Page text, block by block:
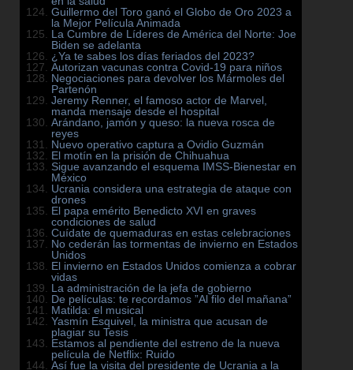
Guillermo del Toro ganó el Globo de Oro 2023 a
la Mejor Película Animada
La Cumbre de Líderes de América del Norte: Joe
Biden se adelanta
¿Ya te sabes los días feriados del 2023?
Autorizan vacunas contra Covid-19 para niños
Negociaciones para devolver los Mármoles del
Partenón
Jeremy Renner, el famoso actor de Marvel,
manda mensaje desde el hospital
Arándano, jamón y queso: la nueva rosca de
reyes
Nuevo operativo captura a Ovidio Guzmán
El motín en la prisión de Chihuahua
Sigue avanzando el esquema IMSS-Bienestar en
México
Ucrania considera una estrategia de ataque con
drones
El papa emérito Benedicto XVI en graves
condiciones de salud
Cuídate de quemaduras en estas celebraciones
No cederán las tormentas de invierno en Estados
Unidos
El invierno en Estados Unidos comienza a cobrar
vidas
La administración de la jefa de gobierno
De películas: te recordamos ”Al filo del mañana”
Matilda: el musical
Yasmín Esquivel, la ministra que acusan de
plagiar su Tesis
Estamos al pendiente del estreno de la nueva
película de Netflix: Ruido
Así fue la visita del presidente de Ucrania a la